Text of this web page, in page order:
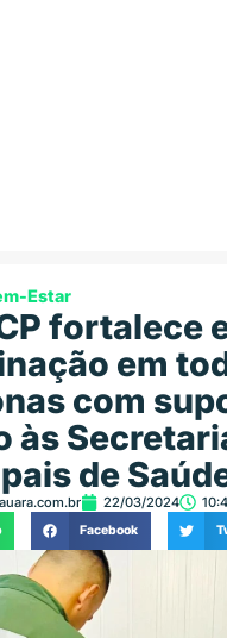
Estar
fortalece
em
com
às
de
22/03/2024
Facebook